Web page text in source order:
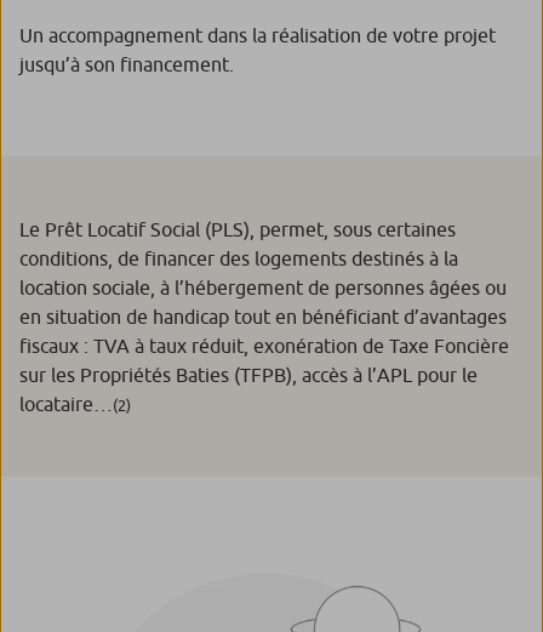
Un accompagnement dans la réalisation de votre projet
jusqu’à son financement.
Le Prêt Locatif Social (PLS), permet, sous certaines
conditions, de financer des logements destinés à la
location sociale, à l’hébergement de personnes âgées ou
en situation de handicap tout en bénéficiant d’avantages
fiscaux : TVA à taux réduit, exonération de Taxe Foncière
sur les Propriétés Baties (TFPB), accès à l’APL pour le
locataire…
(2)